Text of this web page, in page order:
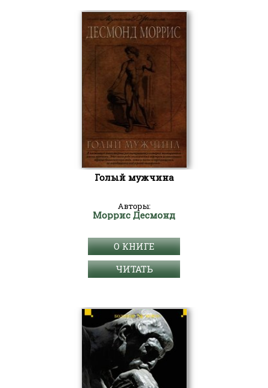
Голый мужчина
Авторы:
Моррис Десмонд
О КНИГЕ
ЧИТАТЬ